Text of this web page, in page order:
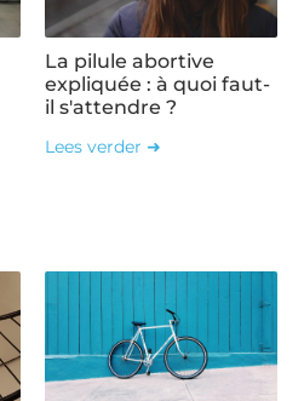
La pilule abortive
expliquée : à quoi faut-
il s'attendre ?
Lees verder ➜